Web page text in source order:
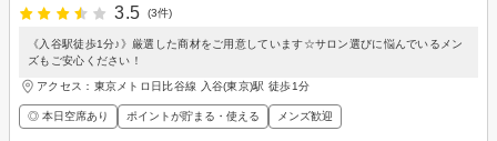
3.5
(3件)
《入谷駅徒歩1分♪》厳選した商材をご用意しています☆サロン選びに悩んでいるメン
ズもご安心ください！
アクセス：東京メトロ日比谷線 入谷(東京)駅 徒歩1分
◎ 本日空席あり ポイントが貯まる・使える メンズ歓迎